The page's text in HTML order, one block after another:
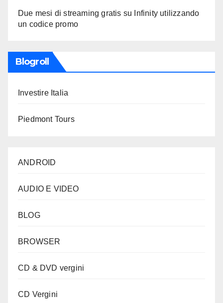
Due mesi di streaming gratis su Infinity utilizzando
un codice promo
Blogroll
Investire Italia
Piedmont Tours
ANDROID
AUDIO E VIDEO
BLOG
BROWSER
CD & DVD vergini
CD Vergini